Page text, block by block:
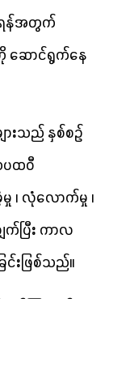
ရန်အတွက်
ဆောင်ရွက်နေ
ားသည် နှစ်စဥ်
ပထဝီ
မှု ၊ လုံလောက်မှု ၊
ပြီး ကာလ
းဖြစ်သည်။
လူမှုရေး